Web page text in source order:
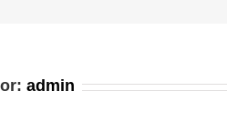
admin